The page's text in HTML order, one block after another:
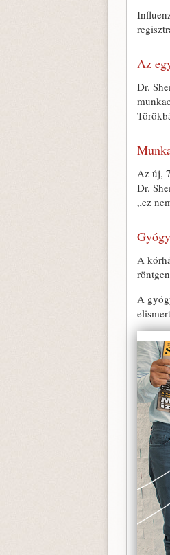
Az
Dr.
Az új,
Dr.
„ez
A
A